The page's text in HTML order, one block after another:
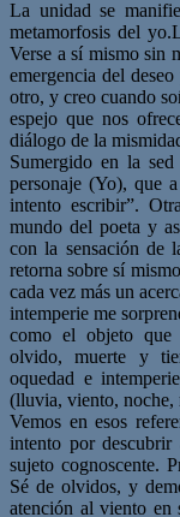
La unidad se
metamorfosis del
Verse a sí mismo sin
emergencia del
otro, y creo cuando
espejo que nos
diálogo de la
Sumergido en la
personaje (Yo), que
intento escribir”.
mundo del poeta y
con la sensación de
retorna sobre sí
cada vez más un
intemperie me
como el objeto que
olvido, muerte y
oquedad e
(lluvia, viento, noche,
Vemos en esos
intento por
sujeto cognoscente.
Sé de olvidos, y
atención al viento en